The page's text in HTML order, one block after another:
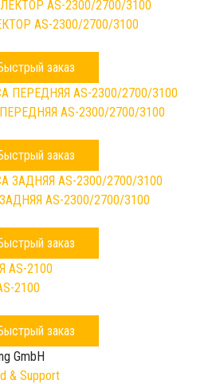
AS-2300/2700/3100
заказ
AS-2300/2700/3100
заказ
AS-2300/2700/3100
заказ
2100
заказ
GmbH
& Support